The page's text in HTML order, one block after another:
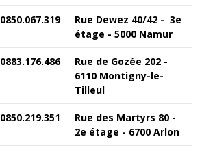
0850.067.319
Rue Dewez 40/42 - 3e
étage - 5000 Namur
0883.176.486
Rue de Gozée 202 -
6110 Montigny-le-
Tilleul
0850.219.351
Rue des Martyrs 80 -
2e étage - 6700 Arlon